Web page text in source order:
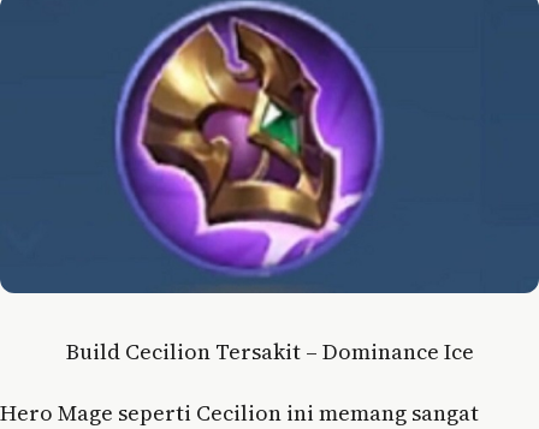
Build Cecilion Tersakit – Dominance Ice
Hero Mage seperti Cecilion ini memang sangat